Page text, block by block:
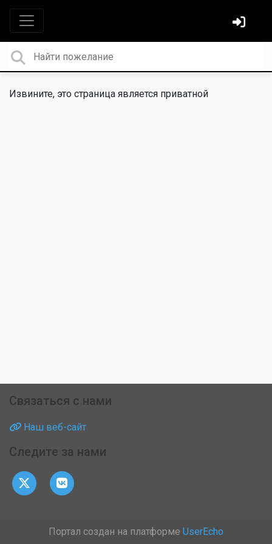
Извините, это страница является приватной
Связаться с нами
Наш веб-сайт
Следите за нами
Портал создан на платформе UserEcho